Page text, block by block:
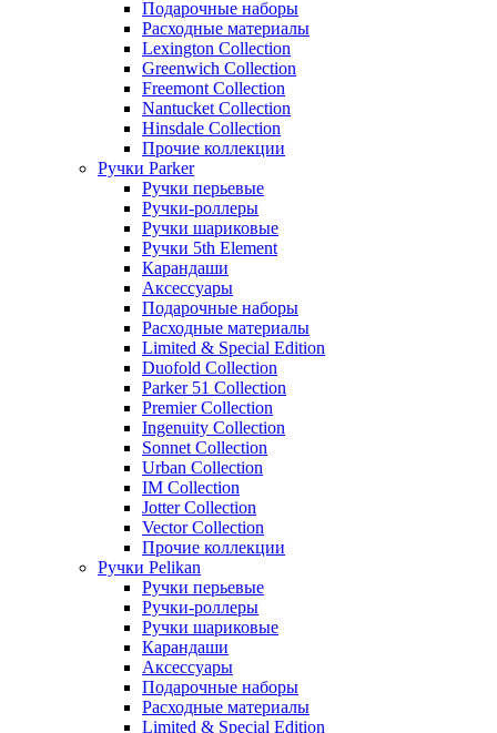
Подарочные наборы
Расходные материалы
Lexington Collection
Greenwich Collection
Freemont Collection
Nantucket Collection
Hinsdale Collection
Прочие коллекции
Ручки Parker
Ручки перьевые
Ручки-роллеры
Ручки шариковые
Ручки 5th Element
Карандаши
Аксессуары
Подарочные наборы
Расходные материалы
Limited & Special Edition
Duofold Collection
Parker 51 Collection
Premier Collection
Ingenuity Collection
Sonnet Collection
Urban Collection
IM Collection
Jotter Collection
Vector Collection
Прочие коллекции
Ручки Pelikan
Ручки перьевые
Ручки-роллеры
Ручки шариковые
Карандаши
Аксессуары
Подарочные наборы
Расходные материалы
Limited & Special Edition